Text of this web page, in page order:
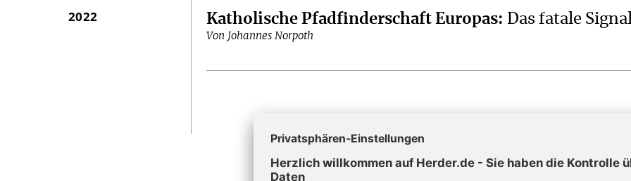
2022 Katholische Pfadfinderschaft Europas: Das fatale
Von Johannes Norpoth